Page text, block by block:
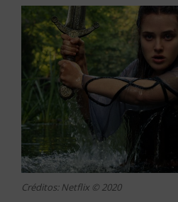
Créditos: Netflix © 2020